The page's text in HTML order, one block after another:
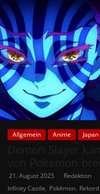
Allgemein Anime Japan
21. August 2025 Redaktion
Infinity Castle, Pokémon, Rekord